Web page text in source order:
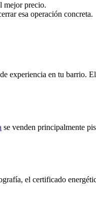
mejor precio.
esa operación concreta.
experiencia en tu barrio.
se venden principalmente
el certificado